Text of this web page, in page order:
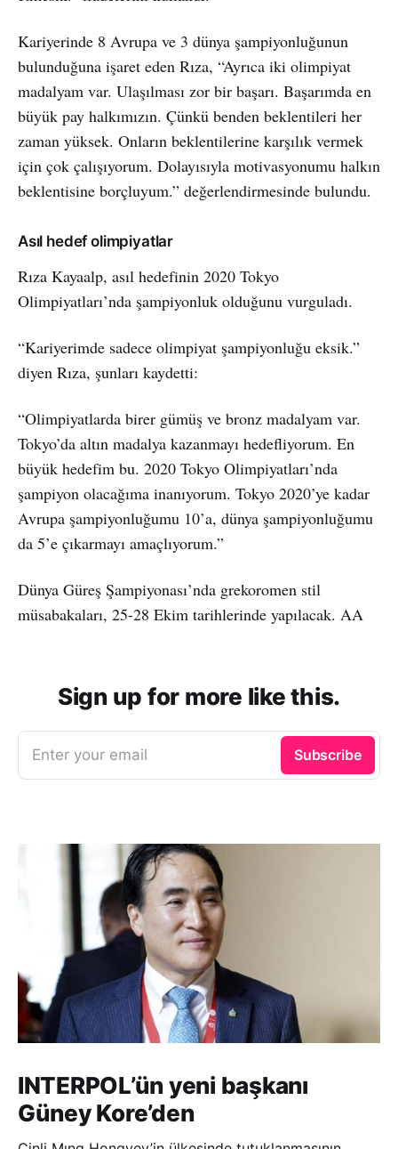
Kariyerinde 8 Avrupa ve 3 dünya şampiyonluğunun
bulunduğuna işaret eden Rıza, “Ayrıca iki olimpiyat
madalyam var. Ulaşılması zor bir başarı. Başarımda en
büyük pay halkımızın. Çünkü benden beklentileri her
zaman yüksek. Onların beklentilerine karşılık vermek
için çok çalışıyorum. Dolayısıyla motivasyonumu halkın
beklentisine borçluyum.” değerlendirmesinde bulundu.
Asıl hedef olimpiyatlar
Rıza Kayaalp, asıl hedefinin 2020 Tokyo
Olimpiyatları’nda şampiyonluk olduğunu vurguladı.
“Kariyerimde sadece olimpiyat şampiyonluğu eksik.”
diyen Rıza, şunları kaydetti:
“Olimpiyatlarda birer gümüş ve bronz madalyam var.
Tokyo’da altın madalya kazanmayı hedefliyorum. En
büyük hedefim bu. 2020 Tokyo Olimpiyatları’nda
şampiyon olacağıma inanıyorum. Tokyo 2020’ye kadar
Avrupa şampiyonluğumu 10’a, dünya şampiyonluğumu
da 5’e çıkarmayı amaçlıyorum.”
Dünya Güreş Şampiyonası’nda grekoromen stil
müsabakaları, 25-28 Ekim tarihlerinde yapılacak. AA
Sign up for more like this.
Enter your email Subscribe
INTERPOL’ün yeni başkanı
Güney Kore’den